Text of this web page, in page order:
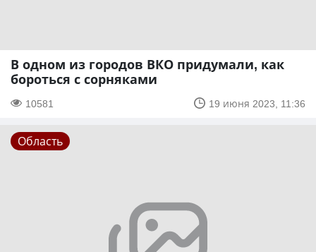
В одном из городов ВКО придумали, как
бороться с сорняками
10581 19 июня 2023, 11:36
Область